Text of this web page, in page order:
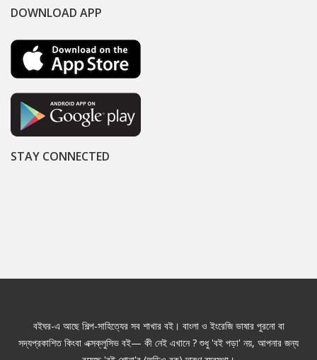
DOWNLOAD APP
STAY CONNECTED
বইঘর-এ আছে শিল্প-সাহিত্যের সব শাখার বই। বাংলা ও ইংরেজি ভাষার পুরনো বা
সদ্যপ্রকাশিত কিংবা এক্সক্লুসিভ বই— কী নেই এখানে ? শুধু 'বই পড়া' নয়, আপনার জন্য